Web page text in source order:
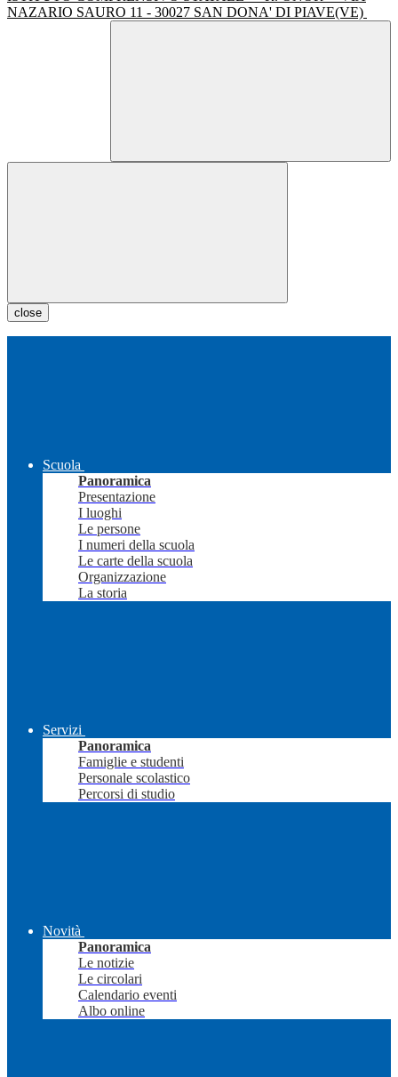
NAZARIO SAURO 11 - 30027 SAN DONA' DI PIAVE(VE)
close
Scuola
Panoramica
Presentazione
I luoghi
Le persone
I numeri della scuola
Le carte della scuola
Organizzazione
La storia
Servizi
Panoramica
Famiglie e studenti
Personale scolastico
Percorsi di studio
Novità
Panoramica
Le notizie
Le circolari
Calendario eventi
Albo online